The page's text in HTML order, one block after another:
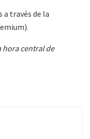
través de la
hora central de